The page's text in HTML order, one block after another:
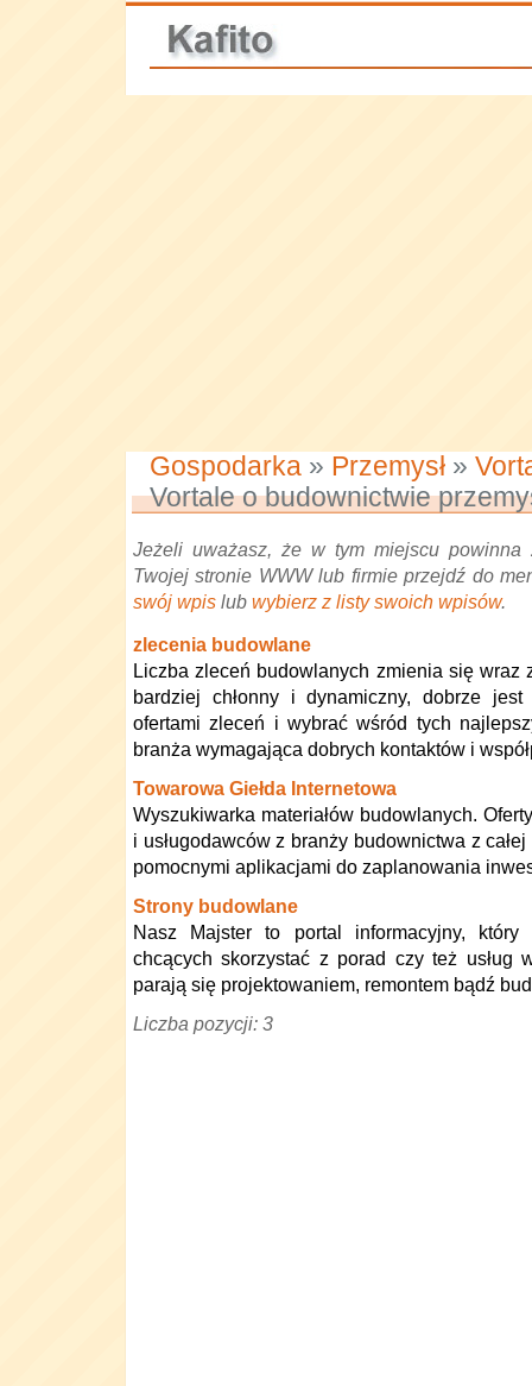
Gospodarka » Przemysł »
Vortale o budownictwie
Jeżeli uważasz, że w tym miejscu powinna
Twojej stronie WWW lub firmie przejdź do
swój wpis lub wybierz z listy swoich wpisów.
zlecenia budowlane
Liczba zleceń budowlanych zmienia się wraz
bardziej chłonny i dynamiczny, dobrze
ofertami zleceń i wybrać wśród tych
branża wymagająca dobrych kontaktów i
Towarowa Giełda Internetowa
Wyszukiwarka materiałów budowlanych.
i usługodawców z branży budownictwa z
pomocnymi aplikacjami do zaplanowania
Strony budowlane
Nasz Majster to portal informacyjny, który
chcących skorzystać z porad czy też usług
parają się projektowaniem, remontem bądź
Liczba pozycji: 3